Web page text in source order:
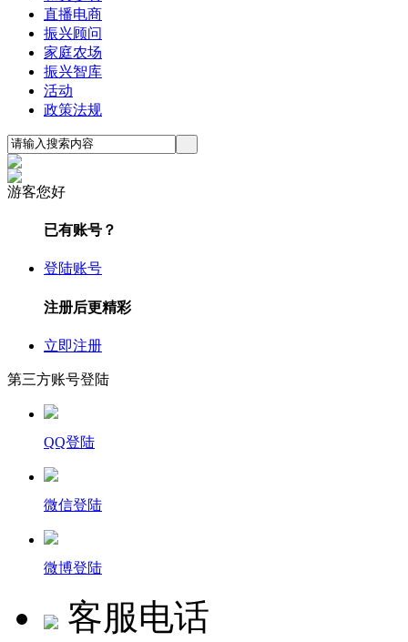
直播电商
振兴顾问
家庭农场
振兴智库
活动
政策法规
游客您好
已有账号？
登陆账号
注册后更精彩
立即注册
第三方账号登陆
QQ登陆
微信登陆
微博登陆
客服电话